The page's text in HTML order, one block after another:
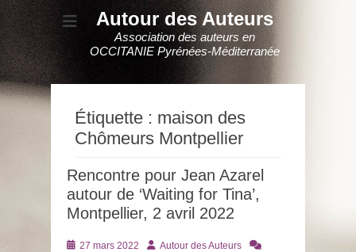
Autour des Auteurs
Association des auteurs en
OCCITANIE Pyrénées-Méditerranée
Étiquette : maison des
Chômeurs Montpellier
Rencontre pour Jean Azarel
autour de ‘Waiting for Tina’,
Montpellier, 2 avril 2022
Posté27 mars 2022 AuteurAutour des Auteurs